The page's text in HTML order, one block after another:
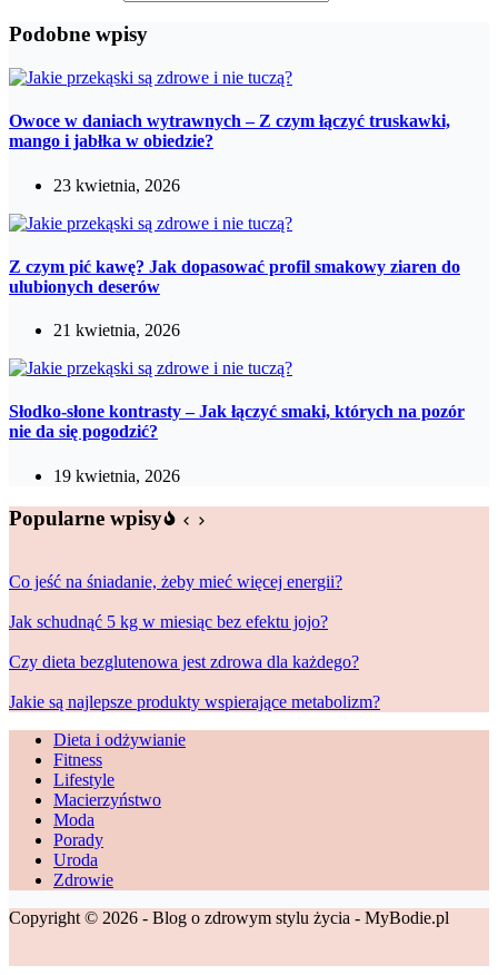
Podobne wpisy
Owoce w daniach wytrawnych – Z czym łączyć truskawki,
mango i jabłka w obiedzie?
23 kwietnia, 2026
Z czym pić kawę? Jak dopasować profil smakowy ziaren do
ulubionych deserów
21 kwietnia, 2026
Słodko-słone kontrasty – Jak łączyć smaki, których na pozór
nie da się pogodzić?
19 kwietnia, 2026
Popularne wpisy
Co jeść na śniadanie, żeby mieć więcej energii?
Jak schudnąć 5 kg w miesiąc bez efektu jojo?
Czy dieta bezglutenowa jest zdrowa dla każdego?
Jakie są najlepsze produkty wspierające metabolizm?
Dieta i odżywianie
Fitness
Lifestyle
Macierzyństwo
Moda
Porady
Uroda
Zdrowie
Copyright © 2026 - Blog o zdrowym stylu życia - MyBodie.pl